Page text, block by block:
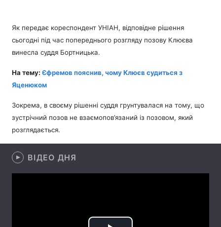
Головна
Україна Політика
Економіка
Як передає кореспондент УНІАН, відповідне рішення
сьогодні під час попереднього розгляду позову Клюєва
винесла суддя Бортницька.
На тему: Єфремов пояснив, чому Клюєв судиться з
Яценюком
Зокрема, в своєму рішенні суддя грунтувалася на тому, що
зустрічний позов не взаємопов’язаний із позовом, який
розглядається.
ВІДЕО ДНЯ